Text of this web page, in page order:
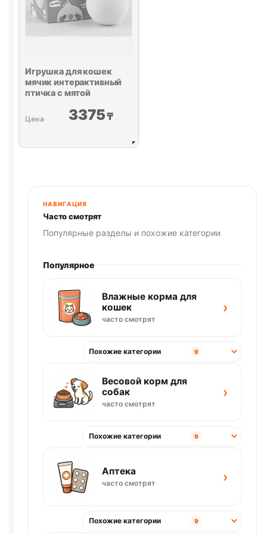
Игрушка для кошек
мячик интерактивный
птичка с мятой
3375₸
НАВИГАЦИЯ
Часто смотрят
Популярные разделы и похожие категории
Популярное
Влажные корма для
кошек
часто смотрят
›
Похожие категории 9
Весовой корм для
собак
часто смотрят
›
Похожие категории 9
Аптека
часто смотрят ›
Похожие категории 9